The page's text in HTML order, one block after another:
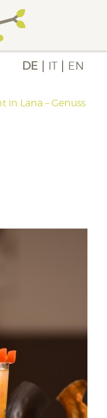
DE IT EN
in Lana – Genuss